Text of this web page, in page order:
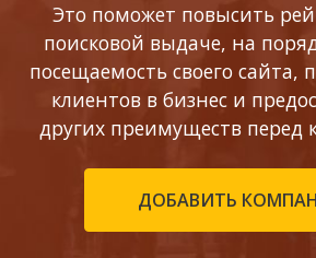
Это поможет повысить
поисковой выдаче, на
посещаемость своего сайта,
клиентов в бизнес и
других преимуществ перед
ДОБАВИТЬ